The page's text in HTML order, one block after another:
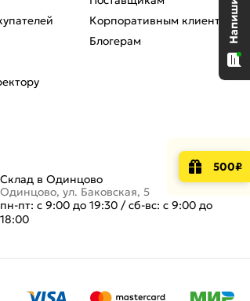
Корпоративным клиентам
Блогерам
Склад в Одинцово
Одинцово, ул. Баковская, 5
пн-пт: с 9:00 до 19:30 /сб-вс: с 9:00 до
18:00
500₽